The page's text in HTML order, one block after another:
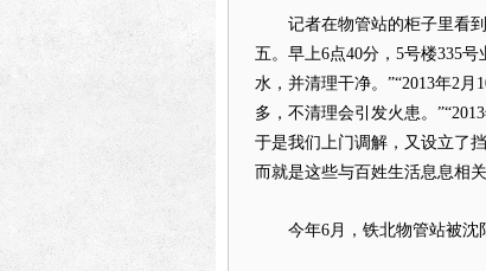
记者在物管站的柜子里看到
五。早上6点40分，5号楼335
水，并清理干净。”“2013年2
多，不清理会引发火患。
于是我们上门调解，又设立了
而就是这些与百姓生活息息相
今年6月，铁北物管站被沈阳